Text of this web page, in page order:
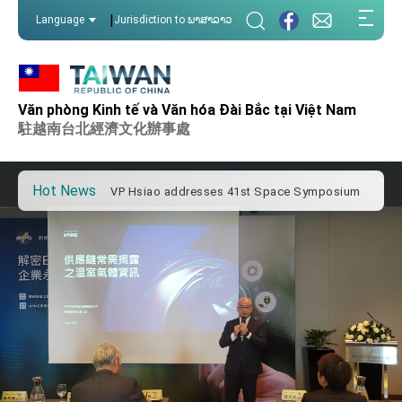
Language | Jurisdiction to ພາສາລາວ
Văn phòng Kinh tế và Văn hóa Đài Bắc tại Việt Nam
駐越南台北經濟文化辦事處
Hot News
Important Remarks of the Ministry of Foreign
Affairs
Taiwan government to open office in Arizona,
advancing Taiwan-US exchanges and
cooperation
for state visit
VP Hsiao addresses 41st Space Symposium
Taiwan’s economic growth is a priority for
President Lai
President Lai’s remarks for Lunar New Year
President Lai interviewed by AFP
President Lai holds press conference on
Taiwan- US Economic Prosperity Partnership
Dialogue
FM Lin attends Taiwan Panorama exhibit at
TIBE
President Lai meets US delegation led by